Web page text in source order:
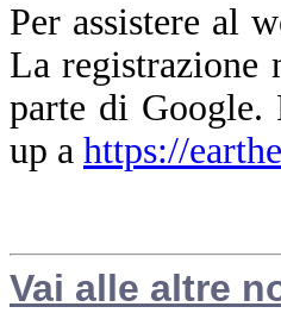
Per assistere al
La registrazione
parte di Google.
up a https://
Vai alle altre